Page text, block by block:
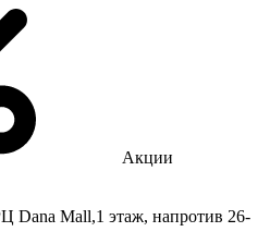
Акции
Dana Mall,1 этаж, напротив 26-